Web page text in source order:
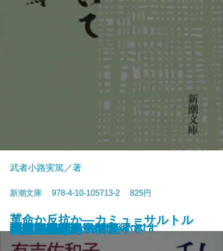
けものたちは故郷をめざす
エロ事師たち
恋愛論
藤十郎の恋・恩讐の彼方に
華岡青洲の妻
地下室の手記
一千一秒物語
人斬り以蔵
革命か反抗か―カミュ＝サルトル
論争―
人生論・愛について
武者小路実篤／著
新潮文庫 978-4-10-105713-2 825円
文庫
私は忘れない
夢判断〔上〕
夢判断〔下〕
金色夜叉
ペスト
李陵・山月記
マクベス
機械・春は馬車に乗って
刺青・秘密
シーシュポスの神話